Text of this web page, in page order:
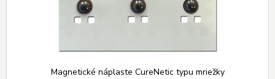
Magnetické náplaste CureNetic typu mriežky